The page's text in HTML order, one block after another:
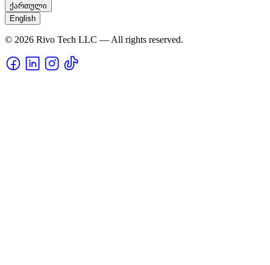
ქართული
English
© 2026 Rivo Tech LLC — All rights reserved.